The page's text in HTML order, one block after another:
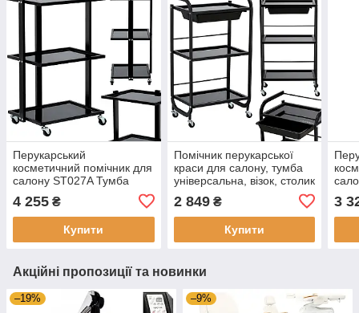
Перукарський
косметичний помічник для
салону ST027A Тумба
колесах з трьома
полицями XL
4 255 ₴
Купити
Помічник перукарської
краси для салону, тумба
універсальна, візок, столик
скляними полицями та
ящиком
2 849₴
Купити
3
Акційні пропозиції та новинки
–19% –9%